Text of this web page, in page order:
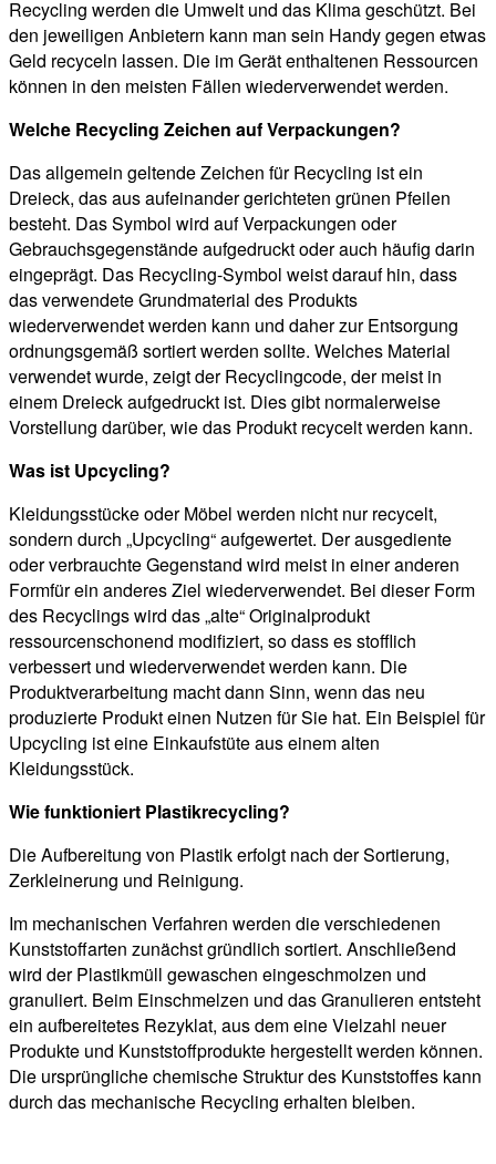
Recycling werden die Umwelt und das Klima geschützt. Bei
den jeweiligen Anbietern kann man sein Handy gegen etwas
Geld recyceln lassen. Die im Gerät enthaltenen Ressourcen
können in den meisten Fällen wiederverwendet werden.
Welche Recycling Zeichen auf Verpackungen?
Das allgemein geltende Zeichen für Recycling ist ein
Dreieck, das aus aufeinander gerichteten grünen Pfeilen
besteht. Das Symbol wird auf Verpackungen oder
Gebrauchsgegenstände aufgedruckt oder auch häufig darin
eingeprägt. Das Recycling-Symbol weist darauf hin, dass
das verwendete Grundmaterial des Produkts
wiederverwendet werden kann und daher zur Entsorgung
ordnungsgemäß sortiert werden sollte. Welches Material
verwendet wurde, zeigt der Recyclingcode, der meist in
einem Dreieck aufgedruckt ist. Dies gibt normalerweise
Vorstellung darüber, wie das Produkt recycelt werden kann.
Was ist Upcycling?
Kleidungsstücke oder Möbel werden nicht nur recycelt,
sondern durch „Upcycling“ aufgewertet. Der ausgediente
oder verbrauchte Gegenstand wird meist in einer anderen
Formfür ein anderes Ziel wiederverwendet. Bei dieser Form
des Recyclings wird das „alte“ Originalprodukt
ressourcenschonend modifiziert, so dass es stofflich
verbessert und wiederverwendet werden kann. Die
Produktverarbeitung macht dann Sinn, wenn das neu
produzierte Produkt einen Nutzen für Sie hat. Ein Beispiel für
Upcycling ist eine Einkaufstüte aus einem alten
Kleidungsstück.
Wie funktioniert Plastikrecycling?
Die Aufbereitung von Plastik erfolgt nach der Sortierung,
Zerkleinerung und Reinigung.
Im mechanischen Verfahren werden die verschiedenen
Kunststoffarten zunächst gründlich sortiert. Anschließend
wird der Plastikmüll gewaschen eingeschmolzen und
granuliert. Beim Einschmelzen und das Granulieren entsteht
ein aufbereitetes Rezyklat, aus dem eine Vielzahl neuer
Produkte und Kunststoffprodukte hergestellt werden können.
Die ursprüngliche chemische Struktur des Kunststoffes kann
durch das mechanische Recycling erhalten bleiben.